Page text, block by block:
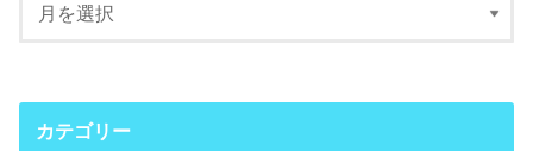
カテゴリー